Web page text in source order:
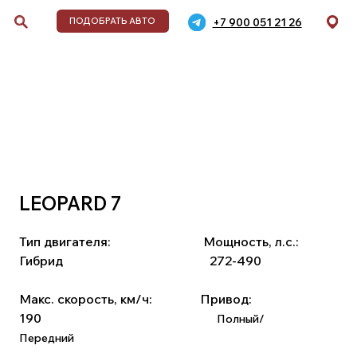
+7 900 051 21 26
АВТО
LEOPARD 7
Тип двигателя:
Мощность, л.с.:
Гибрид
272-490
Макс. скорость, км/ч:
Привод:
190
Полный/
Передний